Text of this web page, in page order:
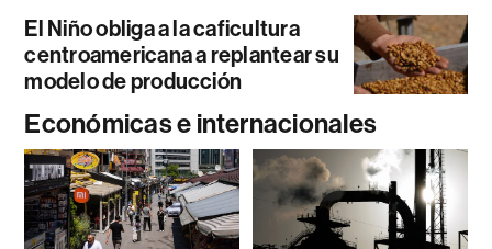
El Niño obliga a la caficultura
centroamericana a replantear su
modelo de producción
Económicas e internacionales